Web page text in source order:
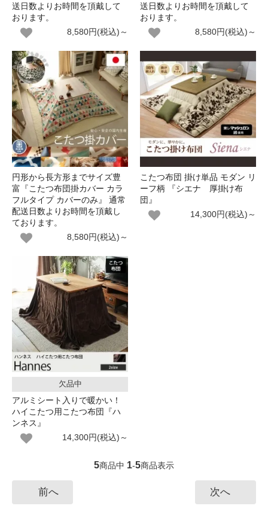
送日数よりお時間を頂戴して
おります。
8,580円(税込)～
送日数よりお時間を頂戴して
おります。
8,580円(税込)～
円形から長方形までサイズ豊
富『こたつ布団掛カバー カラ
フルタイプ カバーのみ』 通常
配送日数よりお時間を頂戴し
ております。
8,580円(税込)～
こたつ布団 掛け単品 モダン リ
ーフ柄 『シエナ 厚掛け布
団』
14,300円(税込)～
欠品中
アルミシート入りで暖かい！
ハイこたつ用こたつ布団『ハ
ンネス』
14,300円(税込)～
5商品中 1-5商品表示
前へ 次へ